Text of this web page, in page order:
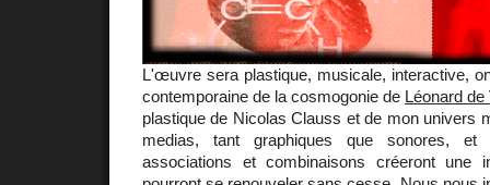
L'œuvre sera plastique, musicale, interactive,
contemporaine de la cosmogonie de Léonard de
plastique de Nicolas Clauss et de mon univers
medias, tant graphiques que sonores, et
associations et combinaisons créeront une